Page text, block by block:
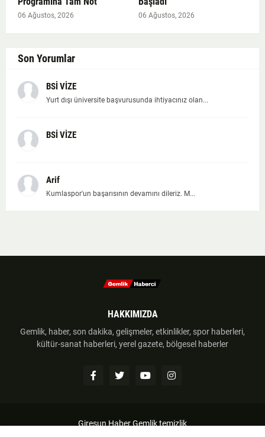
06 Ağustos, 2026 06 Ağustos, 2026
Son Yorumlar
BSİ VİZE
Yurt dışı üniversite başvurusunda ihtiyacınız olan...
BSİ VİZE
Arif
Kumlaspor'un başarısının devamını dileriz. M...
HAKKIMIZDA
Gemlik, haber, son dakika, gelişmeler, etkinlikler, spor haberleri,
kültür-sanat haberleri, yerel gazete, bölgesel haberler
Giresun HaberGemlik temizlik